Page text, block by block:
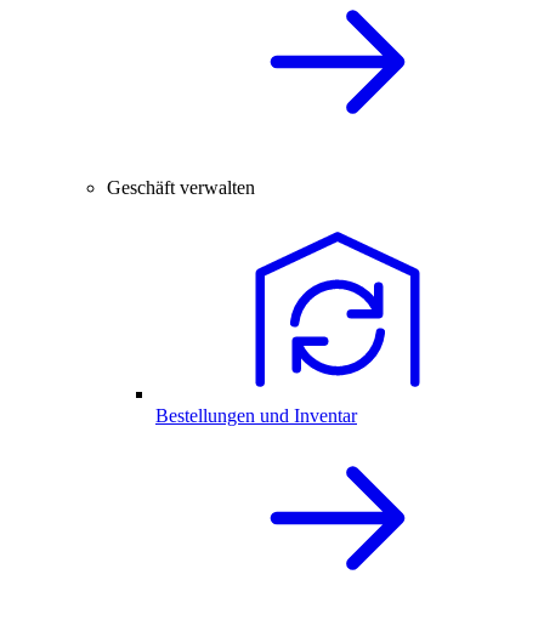
Geschäft verwalten
Bestellungen und Inventar